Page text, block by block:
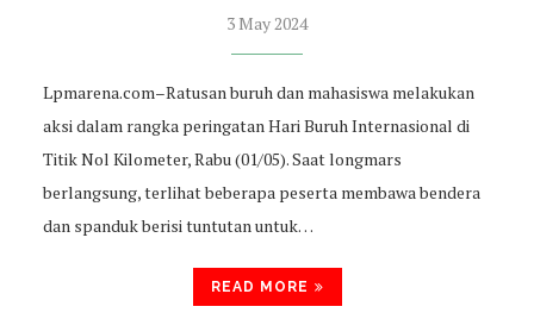
3 May 2024
Lpmarena.com–Ratusan buruh dan mahasiswa melakukan
aksi dalam rangka peringatan Hari Buruh Internasional di
Titik Nol Kilometer, Rabu (01/05). Saat longmars
berlangsung, terlihat beberapa peserta membawa bendera
dan spanduk berisi tuntutan untuk…
READ MORE